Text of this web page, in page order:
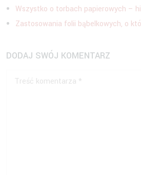
Wszystko o torbach papierowych –
Zastosowania folii bąbelkowych, o
DODAJ SWÓJ KOMENTARZ